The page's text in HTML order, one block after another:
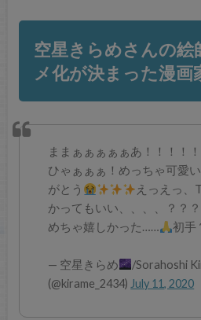
空星きらめさんの絵
メ化が決まった漫画
ままぁぁぁぁぁあ！！！！！
ひゃぁぁぁ！めっちゃ可愛
がとう
えっえっ、
かってもいい、、、、？？
めちゃ嬉しかった……
初手
— 空星きらめ
/Sorahoshi
(@kirame_2434) July 11, 2020